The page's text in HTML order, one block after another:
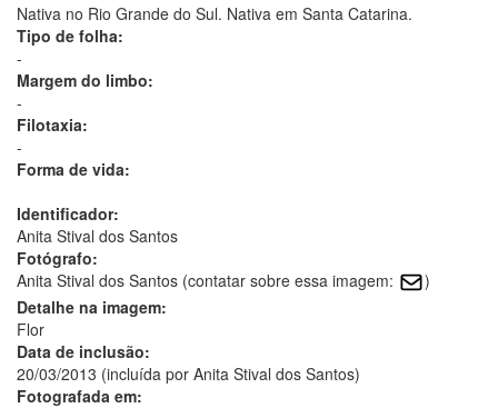
Nativa no Rio Grande do Sul. Nativa em Santa Catarina.
Tipo de folha:
-
Margem do limbo:
-
Filotaxia:
-
Forma de vida:
Identificador:
Anita Stival dos Santos
Fotógrafo:
Anita Stival dos Santos (contatar sobre essa imagem:
)
Detalhe na imagem:
Flor
Data de inclusão:
20/03/2013 (incluída por Anita Stival dos Santos)
Fotografada em: